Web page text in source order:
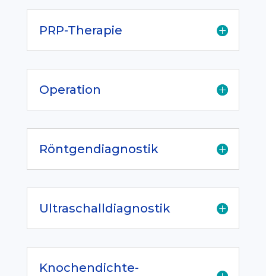
PRP-Therapie
Operation
Röntgendiagnostik
Ultraschalldiagnostik
Knochendichte-